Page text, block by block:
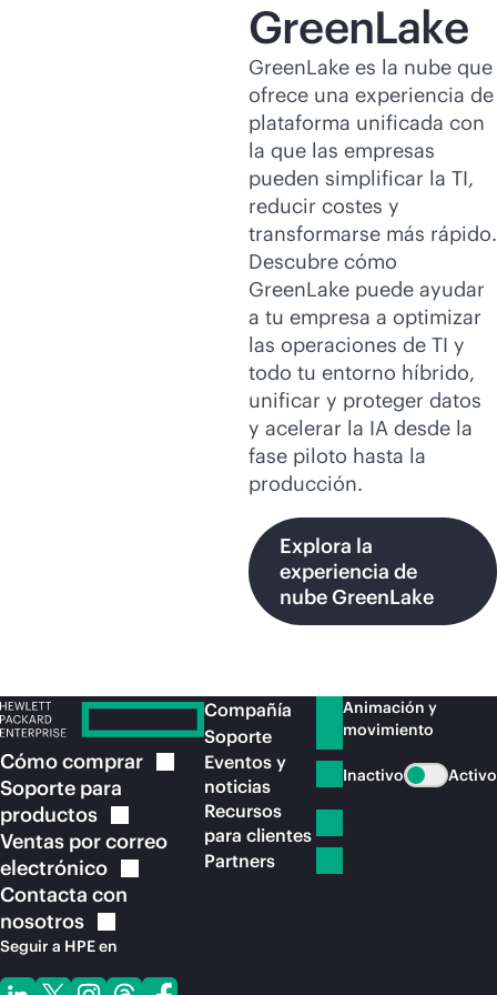
GreenLake
GreenLake es la nube que
ofrece una experiencia de
plataforma unificada con
la que las empresas
pueden simplificar la TI,
reducir costes y
transformarse más rápido.
Descubre cómo
GreenLake puede ayudar
a tu empresa a optimizar
las operaciones de TI y
todo tu entorno híbrido,
unificar y proteger datos
y acelerar la IA desde la
fase piloto hasta la
producción.
Explora la
experiencia de
nube GreenLake
Cómocomprar
Soporte para
productos
Ventas por correo
electrónico
Contacta con
nosotros
Seguir a HPE en
Compañía
Soporte
Eventos y
noticias
Recursos
para clientes
Partners
Animación y
movimiento
Inactivo Activo